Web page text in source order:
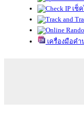
เช็
เครื่องมือค